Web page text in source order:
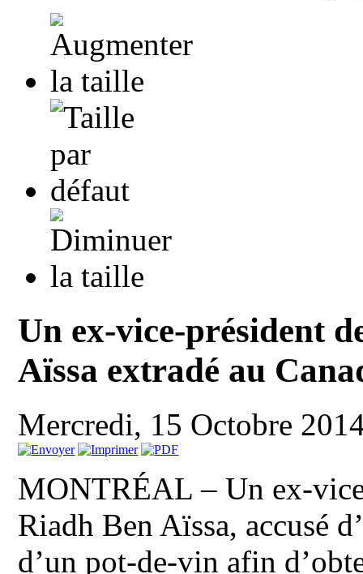
Un ex-vice-président
Aïssa extradé au
Mercredi, 15 Octobre
MONTRÉAL – Un ex-
Riadh Ben Aïssa, accusé
d’un pot-de-vin afin